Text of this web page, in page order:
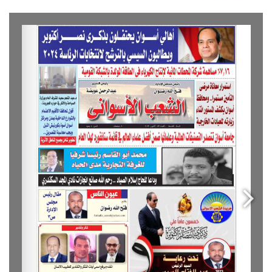
after others have let go!
A year from now you may wish you had started
today.
The question isn’t who is going to let me; it’s who is
going to stop me.
Success is the sum of small efforts, repeated day-in
and day-out.
I find that the harder I work, the more luck I seem to
have.
If people did not do silly things, nothing intelligent
would ever get done.
Before anything else, preparation is the key to
success.
Don’t ever play yourself. Put it this way, it took me
twenty five years to get these plants, twenty five years